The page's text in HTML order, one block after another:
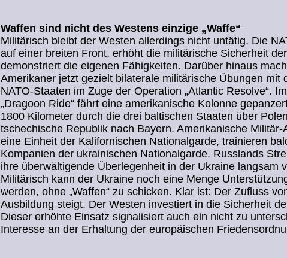
Waffen sind nicht des Westens einzige „Waffe“
Militärisch bleibt der Westen allerdings nicht untätig. Die
auf einer breiten Front, erhöht die militärische Sicherheit
demonstriert die eigenen Fähigkeiten. Darüber hinaus
Amerikaner jetzt gezielt bilaterale militärische Übungen mit
NATO-Staaten im Zuge der Operation „Atlantic Resolve“.
„Dragoon Ride“ fährt eine amerikanische Kolonne
1800 Kilometer durch die drei baltischen Staaten über
tschechische Republik nach Bayern. Amerikanische Militär-
eine Einheit der Kalifornischen Nationalgarde, trainieren
Kompanien der ukrainischen Nationalgarde. Russlands
ihre überwältigende Überlegenheit in der Ukraine langsam
Militärisch kann der Ukraine noch eine Menge
werden, ohne „Waffen“ zu schicken. Klar ist: Der Zufluss
Ausbildung steigt. Der Westen investiert in die Sicherheit
Dieser erhöhte Einsatz signalisiert auch ein nicht zu
Interesse an der Erhaltung der europäischen